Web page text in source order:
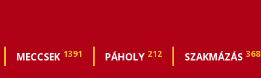
MECCSEK 1391 PÁHOLY 212 SZAKMÁZÁS 368